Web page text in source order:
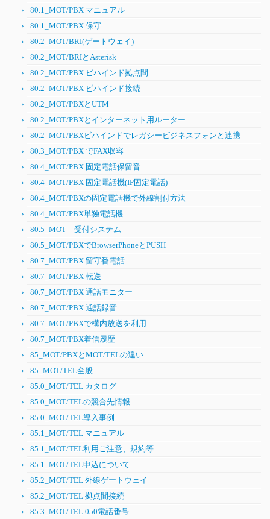
80.1_MOT/PBX マニュアル
80.1_MOT/PBX 保守
80.2_MOT/BRI(ゲートウェイ)
80.2_MOT/BRIとAsterisk
80.2_MOT/PBX ビハインド拠点間
80.2_MOT/PBX ビハインド接続
80.2_MOT/PBXとUTM
80.2_MOT/PBXとインターネット用ルーター
80.2_MOT/PBXビハインドでレガシービジネスフォンと連携
80.3_MOT/PBX でFAX収容
80.4_MOT/PBX 固定電話保留音
80.4_MOT/PBX 固定電話機(IP固定電話)
80.4_MOT/PBXの固定電話機で外線割付方法
80.4_MOT/PBX単独電話機
80.5_MOT 受付システム
80.5_MOT/PBXでBrowserPhoneとPUSH
80.7_MOT/PBX 留守番電話
80.7_MOT/PBX 転送
80.7_MOT/PBX 通話モニター
80.7_MOT/PBX 通話録音
80.7_MOT/PBXで構内放送を利用
80.7_MOT/PBX着信履歴
85_MOT/PBXとMOT/TELの違い
85_MOT/TEL全般
85.0_MOT/TEL カタログ
85.0_MOT/TELの競合先情報
85.0_MOT/TEL導入事例
85.1_MOT/TEL マニュアル
85.1_MOT/TEL利用ご注意、規約等
85.1_MOT/TEL申込について
85.2_MOT/TEL 外線ゲートウェイ
85.2_MOT/TEL 拠点間接続
85.3_MOT/TEL 050電話番号